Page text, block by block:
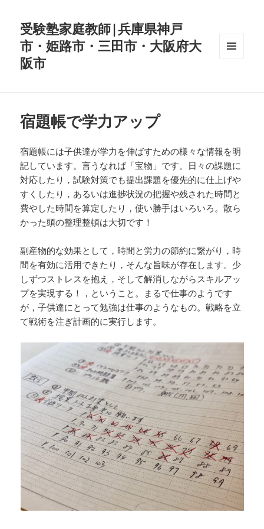
受験塾家庭教師|兵庫県神戸
市・姫路市・三田市・大阪府大
阪市
宿題帳で学力アップ
宿題帳には子供達が学力を伸ばすための様々な情報を明
記しています。言うなれば「宝物」です。日々の課題に
対応したり，試験対策でも提出課題を優先的に仕上げや
すくしたり，あるいは進捗状況の把握や残された時間と
費やした時間を算定したり，使い勝手はいろいろ。散ら
かった頭の整理整頓は大切です！
副産物的な効果として，時間と労力の節約に繋がり，時
間を有効に活用できたり，そんな旨味が存在します。少
しずつストレスを抱え，そして解消しながらスキルアッ
プを実現する！，ということ。まるで仕事のようです
が，子供達にとって勉強は仕事のようなもの。戦略を立
て戦術を注ぎ計画的に実行します。